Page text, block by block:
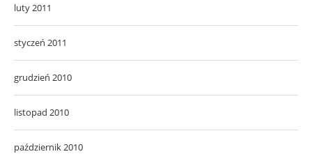
luty 2011
styczeń 2011
grudzień 2010
listopad 2010
październik 2010